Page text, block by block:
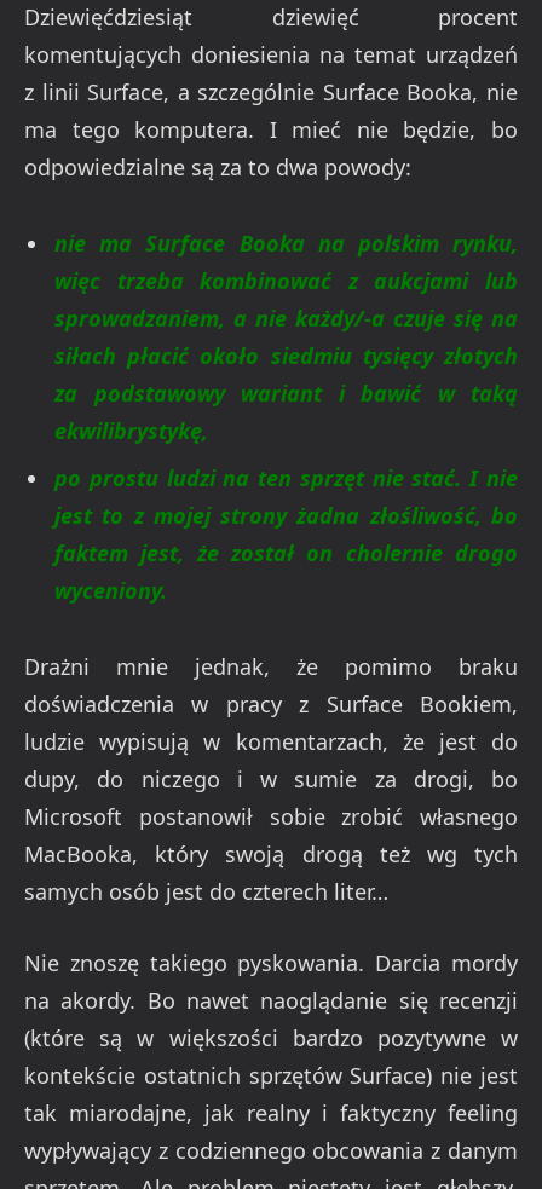
Dziewięćdziesiąt dziewięć procent
komentujących doniesienia na temat urządzeń
z linii Surface, a szczególnie Surface Booka, nie
ma tego komputera. I mieć nie będzie, bo
odpowiedzialne są za to dwa powody:
nie ma Surface Booka na polskim rynku,
więc trzeba kombinować z aukcjami lub
sprowadzaniem, a nie każdy/-a czuje się na
siłach płacić około siedmiu tysięcy złotych
za podstawowy wariant i bawić w taką
ekwilibrystykę,
po prostu ludzi na ten sprzęt nie stać. I nie
jest to z mojej strony żadna złośliwość, bo
faktem jest, że został on cholernie drogo
wyceniony.
Drażni mnie jednak, że pomimo braku
doświadczenia w pracy z Surface Bookiem,
ludzie wypisują w komentarzach, że jest do
dupy, do niczego i w sumie za drogi, bo
Microsoft postanowił sobie zrobić własnego
MacBooka, który swoją drogą też wg tych
samych osób jest do czterech liter…
Nie znoszę takiego pyskowania. Darcia mordy
na akordy. Bo nawet naoglądanie się recenzji
(które są w większości bardzo pozytywne w
kontekście ostatnich sprzętów Surface) nie jest
tak miarodajne, jak realny i faktyczny feeling
wypływający z codziennego obcowania z danym